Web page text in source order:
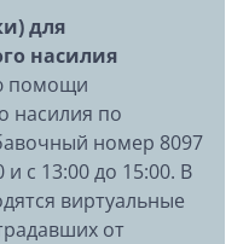
для
насилия
помощи
насилия по
номер 8097
с 13:00 до 15:00. В
виртуальные
от